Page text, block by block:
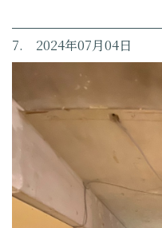
7. 2024年07月04日